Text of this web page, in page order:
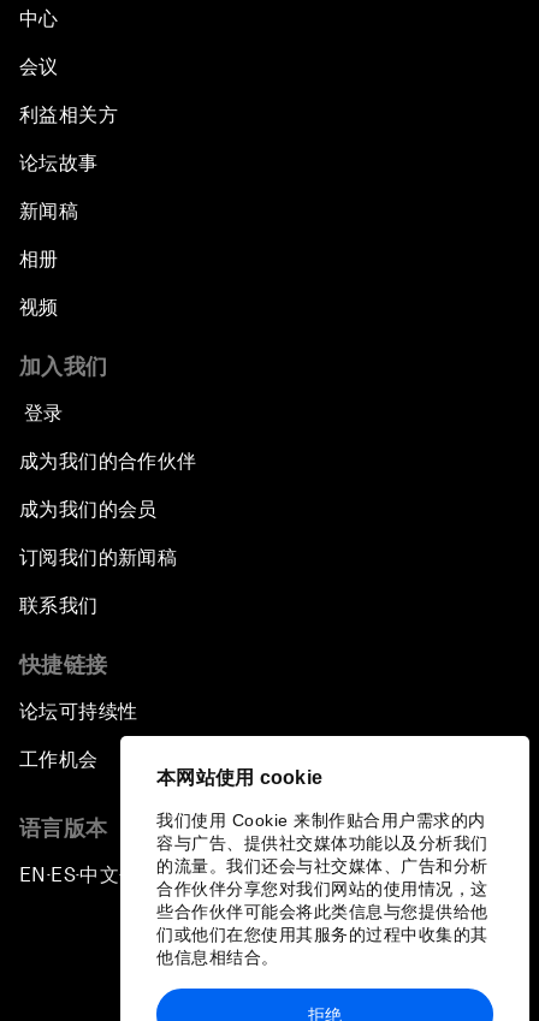
本网站使用 cookie
我们使用 Cookie 来制作贴合用户需求的内
容与广告、提供社交媒体功能以及分析我们
的流量。我们还会与社交媒体、广告和分析
合作伙伴分享您对我们网站的使用情况，这
些合作伙伴可能会将此类信息与您提供给他
们或他们在您使用其服务的过程中收集的其
他信息相结合。
拒绝
中心
会议
利益相关方
论坛故事
新闻稿
相册
视频
加入我们
登录
成为我们的合作伙伴
成为我们的会员
订阅我们的新闻稿
联系我们
快捷链接
论坛可持续性
工作机会
语言版本
EN ▪ES▪中文▪ 日本語